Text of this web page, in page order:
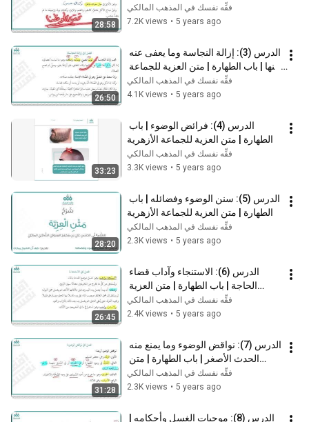
28:58
الأزهرية
فقِّه نفسك في المذهب المالكي
7.2K views • 5 years ago
26:50
الأزهرية
فقِّه نفسك في المذهب المالكي
4.1K views • 5 years ago
33:23
الطهارة | متن العزية للجماعة الأزهرية
فقِّه نفسك في المذهب المالكي
3.3K views • 5 years ago
28:20
الطهارة | متن العزية للجماعة الأزهرية
فقِّه نفسك في المذهب المالكي
2.3K views • 5 years ago
26:45
للجماعة الأزهرية
فقِّه نفسك في المذهب المالكي
2.4K views • 5 years ago
31:28
العزية للجماعة الأزهرية
فقِّه نفسك في المذهب المالكي
2.3K views • 5 years ago